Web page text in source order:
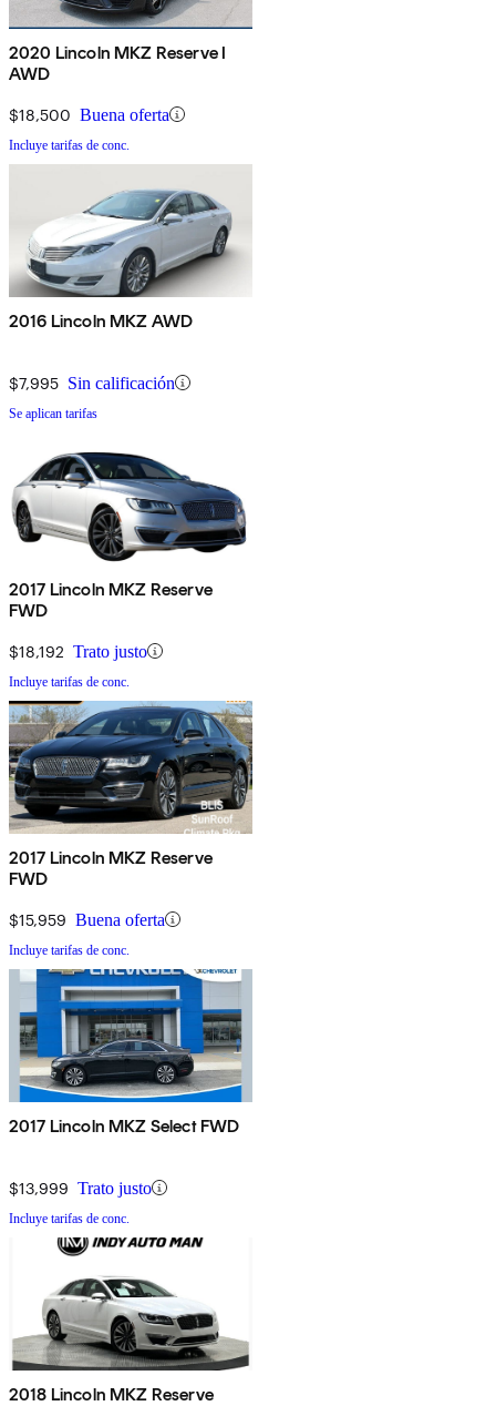
2020 Lincoln MKZ Reserve I
AWD
$18,500 Buena oferta
Incluye tarifas de conc.
2016 Lincoln MKZ AWD
$7,995 Sin calificación
Se aplican tarifas
2017 Lincoln MKZ Reserve
FWD
$18,192 Trato justo
Incluye tarifas de conc.
2017 Lincoln MKZ Reserve
FWD
$15,959 Buena oferta
Incluye tarifas de conc.
2017 Lincoln MKZ Select FWD
$13,999 Trato justo
Incluye tarifas de conc.
2018 Lincoln MKZ Reserve